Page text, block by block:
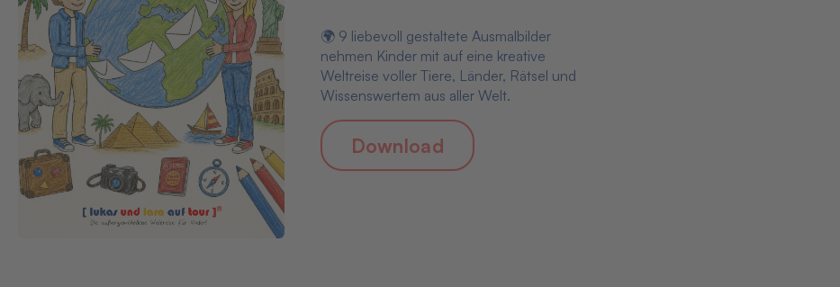
🌍 9 liebevoll gestaltete Ausmalbilder
nehmen Kinder mit auf eine kreative
Weltreise voller Tiere, Länder, Rätsel und
Wissenswertem aus aller Welt.
Download